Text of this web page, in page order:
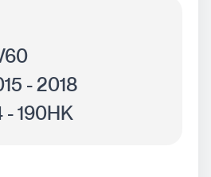
- 2018
- 190HK